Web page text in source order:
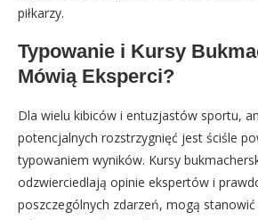
piłkarzy.
Typowanie i Kursy
Mówią Eksperci?
Dla wielu kibiców i entuzjastów sportu,
potencjalnych rozstrzygnięć jest ściśle
typowaniem wyników. Kursy
odzwierciedlają opinie ekspertów i
poszczególnych zdarzeń, mogą stanowić